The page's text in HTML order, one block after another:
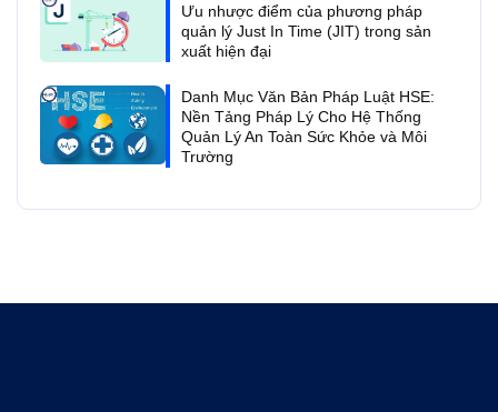
Ưu nhược điểm của phương pháp
quản lý Just In Time (JIT) trong sản
xuất hiện đại
Danh Mục Văn Bản Pháp Luật HSE:
Nền Tảng Pháp Lý Cho Hệ Thống
Quản Lý An Toàn Sức Khỏe và Môi
Trường